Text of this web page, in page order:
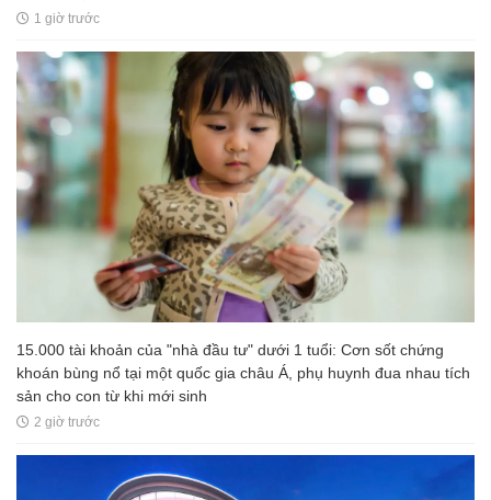
1 giờ trước
15.000 tài khoản của "nhà đầu tư" dưới 1 tuổi: Cơn sốt chứng
khoán bùng nổ tại một quốc gia châu Á, phụ huynh đua nhau tích
sản cho con từ khi mới sinh
2 giờ trước